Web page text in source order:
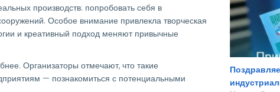
производств: попробовать себя в
Особое внимание привлекла творческая
и креативный подход меняют привычные
Организаторы отмечают, что такие
— познакомиться с потенциальными